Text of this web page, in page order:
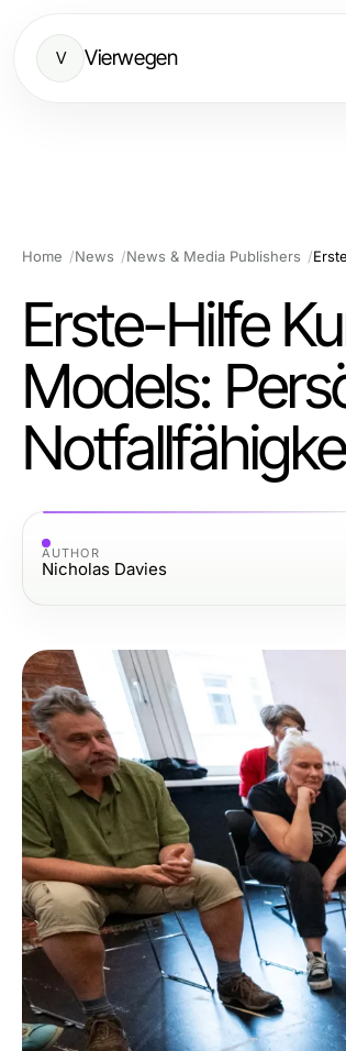
V Vierwegen
Home News News & Media Publishers
Erste-Hilfe
Models:
AUTHOR
Nicholas Davies